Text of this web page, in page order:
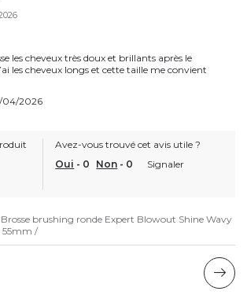
les cheveux très doux et brillants après le
les cheveux longs et cette taille me convient
04/2026
Avez-vous trouvé cet avis utile ?
Oui - 0 Non - 0 Signaler
Brosse brushing ronde Expert Blowout Shine Wavy
55mm /